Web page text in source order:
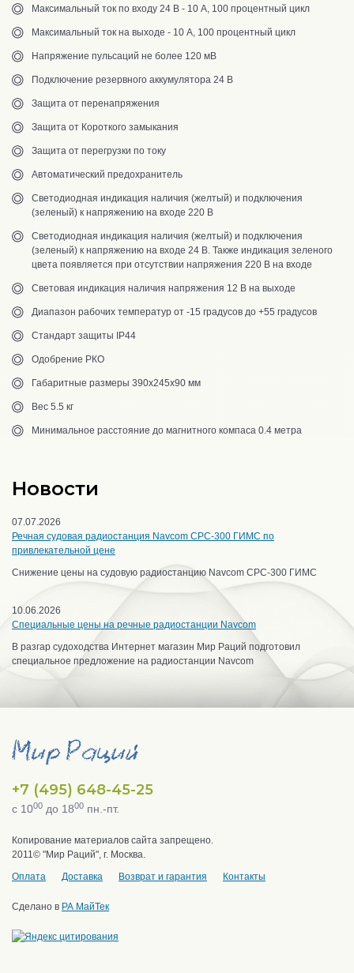
Максимальный ток по входу 24 В - 10 А, 100 процентный цикл
Максимальный ток на выходе - 10 А, 100 процентный цикл
Напряжение пульсаций не более 120 мВ
Подключение резервного аккумулятора 24 В
Защита от перенапряжения
Защита от Короткого замыкания
Защита от перегрузки по току
Автоматический предохранитель
Светодиодная индикация наличия (желтый) и подключения
(зеленый) к напряжению на входе 220 В
Светодиодная индикация наличия (желтый) и подключения
(зеленый) к напряжению на входе 24 В. Также индикация зеленого
цвета появляется при отсутствии напряжения 220 В на входе
Световая индикация наличия напряжения 12 В на выходе
Диапазон рабочих температур от -15 градусов до +55 градусов
Стандарт защиты IP44
Одобрение РКО
Габаритные размеры 390х245х90 мм
Вес 5.5 кг
Минимальное расстояние до магнитного компаса 0.4 метра
Новости
07.07.2026
Речная судовая радиостанция Navcom CPC-300 ГИМС по
привлекательной цене
Снижение цены на судовую радиостанцию Navcom CPC-300 ГИМС
10.06.2026
Специальные цены на речные радиостанции Navcom
В разгар судоходства Интернет магазин Мир Раций подготовил
специальное предложение на радиостанции Navcom
+7 (495) 648-45-25
с 1000 до 1800 пн.-пт.
Копирование материалов сайта запрещено.
2011© "Мир Раций", г. Москва.
Оплата
Доставка Возврат и гарантия Контакты
Сделано в РА МайТек